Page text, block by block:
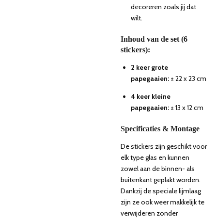
decoreren zoals jij dat
wilt.
Inhoud van de set (6
stickers):
2 keer grote
papegaaien: ± 22 x 23 cm
4 keer kleine
papegaaien: ± 13 x 12 cm
Specificaties & Montage
De stickers zijn geschikt voor
elk type glas en kunnen
zowel aan de binnen- als
buitenkant geplakt worden.
Dankzij de speciale lijmlaag
zijn ze ook weer makkelijk te
verwijderen zonder